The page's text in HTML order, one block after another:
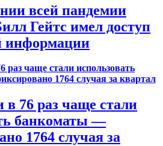
всей пандемии
Гейтс имел доступ
информации
76 раз чаще стали
банкоматы —
1764 случая за